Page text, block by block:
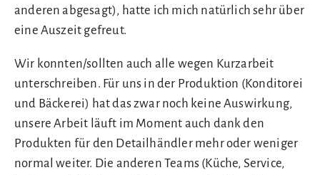
anderen abgesagt), hatte ich mich natürlich sehr über
eine Auszeit gefreut.
Wir konnten/sollten auch alle wegen Kurzarbeit
unterschreiben. Für uns in der Produktion (Konditorei
und Bäckerei) hat das zwar noch keine Auswirkung,
unsere Arbeit läuft im Moment auch dank den
Produkten für den Detailhändler mehr oder weniger
normal weiter. Die anderen Teams (Küche, Service,